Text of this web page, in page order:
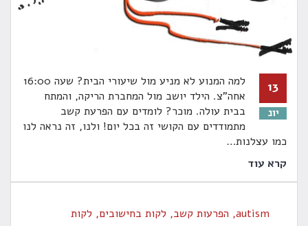
13
יונ
למה המנוע לא מניע מול שיעורי הבית? שעה 16:00
אחה"צ. הילד יושב מול המחברת הריקה, והמתח
בבית עולה. מוכר? לומדים עם הפרעת קשב
מתמודדים עם הקושי זה בכל יום! ולנו, זה נראה לנו
כמו עצלנות…
קרא עוד
autism
, הפרעות קשב, לקות בחישובים, לקות